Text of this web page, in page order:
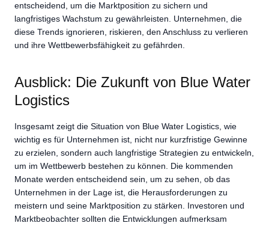
entscheidend, um die Marktposition zu sichern und
langfristiges Wachstum zu gewährleisten. Unternehmen, die
diese Trends ignorieren, riskieren, den Anschluss zu verlieren
und ihre Wettbewerbsfähigkeit zu gefährden.
Ausblick: Die Zukunft von Blue Water
Logistics
Insgesamt zeigt die Situation von Blue Water Logistics, wie
wichtig es für Unternehmen ist, nicht nur kurzfristige Gewinne
zu erzielen, sondern auch langfristige Strategien zu entwickeln,
um im Wettbewerb bestehen zu können. Die kommenden
Monate werden entscheidend sein, um zu sehen, ob das
Unternehmen in der Lage ist, die Herausforderungen zu
meistern und seine Marktposition zu stärken. Investoren und
Marktbeobachter sollten die Entwicklungen aufmerksam